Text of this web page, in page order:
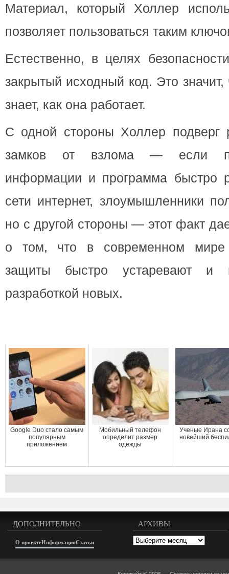
Материал, который Холлер
позволяет пользоваться таким
Естественно, в целях
закрытый исходный код. Это значит,
знает, как она работает.
С одной стороны Холлер подверг
замков от взлома — если
информации и программа быстро
сети интернет, злоумышленники
но с другой стороны — этот факт
о том, что в современном мире
защиты быстро устаревают и
разработкой новых.
Google Duo стало самым
популярным
приложением
Мобильный телефон
определит размер
одежды
Ученые Ирана
новейший
ДОПОЛНИТЕЛЬНО
О проектеИнформацияСтатьи
АРХИВЫ
Архивы